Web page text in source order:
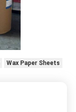
Wax Paper Sheets